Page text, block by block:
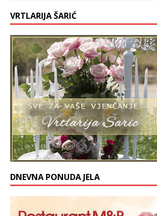
VRTLARIJA ŠARIĆ
DNEVNA PONUDA JELA